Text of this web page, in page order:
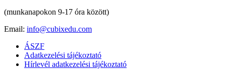
(munkanapokon 9-17 óra között)
Email: info@cubixedu.com
ÁSZF
Adatkezelési tájékoztató
Hírlevél adatkezelési tájékoztató